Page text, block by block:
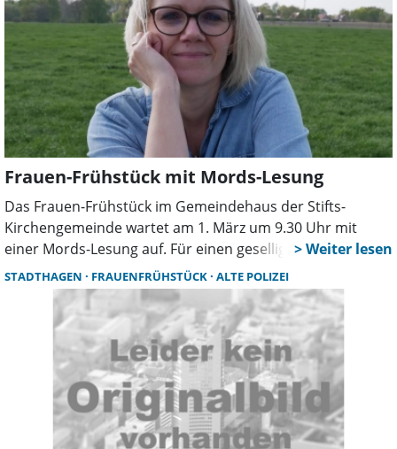
Frauen-Frühstück mit Mords-Lesung
Das Frauen-Frühstück im Gemeindehaus der Stifts-
Kirchengemeinde wartet am 1. März um 9.30 Uhr mit
einer Mords-Lesung auf. Für einen geselligen Morgen ist
gesorgt.
STADTHAGEN FRAUENFRÜHSTÜCK ALTE POLIZEI